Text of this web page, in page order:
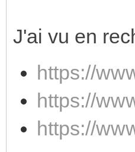
J'ai vu en
https://
https://
https://